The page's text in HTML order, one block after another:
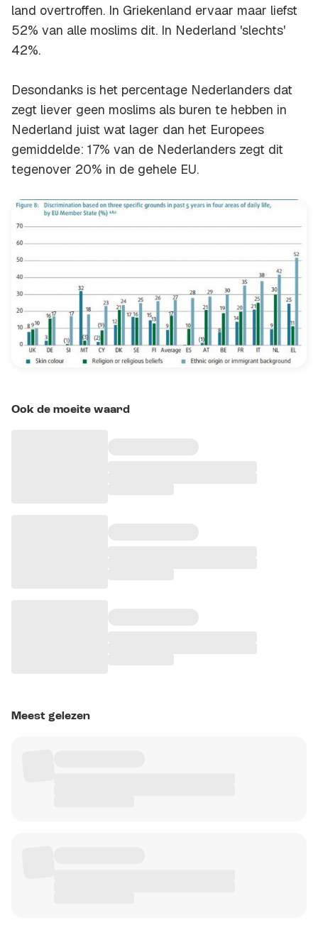
land overtroffen. In Griekenland ervaar maar liefst
52% van alle moslims dit. In Nederland 'slechts'
42%.
Desondanks is het percentage Nederlanders dat
zegt liever geen moslims als buren te hebben in
Nederland juist wat lager dan het Europees
gemiddelde: 17% van de Nederlanders zegt dit
tegenover 20% in de gehele EU.
Ook de moeite waard
Meest gelezen